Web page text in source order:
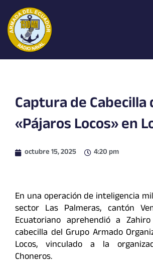
contenido
Captura de Cabecilla
«Pájaros Locos» en
octubre 15, 2025 4:20 pm
En una operación de inteligencia
sector Las Palmeras, cantón
Ecuatoriano aprehendió a Zahiro
cabecilla del Grupo Armado
Locos, vinculado a la
Choneros.